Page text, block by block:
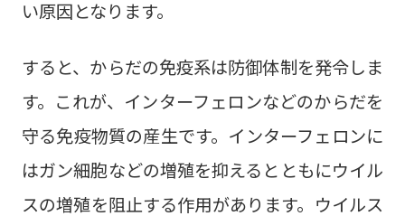
い原因となります。
すると、からだの免疫系は防御体制を発令しま
す。これが、インターフェロンなどのからだを
守る免疫物質の産生です。インターフェロンに
はガン細胞などの増殖を抑えるとともにウイル
スの増殖を阻止する作用があります。ウイルス